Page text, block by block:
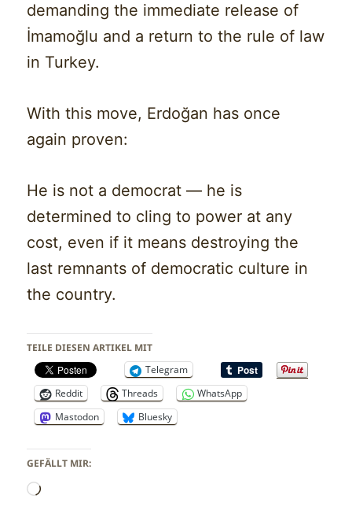
demanding the immediate release of
İmamoğlu and a return to the rule of law
in Turkey.
With this move, Erdoğan has once
again proven:
He is not a democrat — he is
determined to cling to power at any
cost, even if it means destroying the
last remnants of democratic culture in
the country.
TEILE DIESEN ARTIKEL MIT
Telegram
Reddit
Threads
WhatsApp
Mastodon
Bluesky
GEFÄLLT MIR:
Wird